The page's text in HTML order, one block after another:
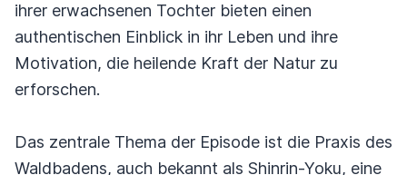
ihrer erwachsenen Tochter bieten einen
authentischen Einblick in ihr Leben und ihre
Motivation, die heilende Kraft der Natur zu
erforschen.
Das zentrale Thema der Episode ist die Praxis des
Waldbadens, auch bekannt als Shinrin-Yoku, eine